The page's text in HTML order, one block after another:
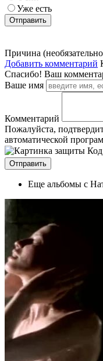
Уже есть
Причина
Добавить комментарий
Спасибо! Ваш
Ваше имя
Комментарий
Пожалуйста,
автоматической
Еще альбомы с